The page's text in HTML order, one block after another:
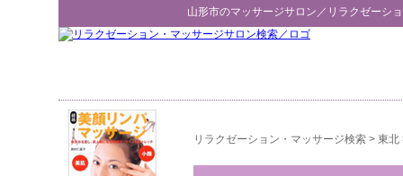
山形市のマッサージサロン／ リラクゼーシ
リラクゼーション・マッサージ検索 > 東北